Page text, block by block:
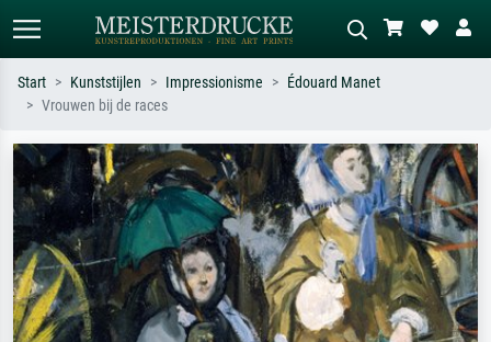
Zoek op kunstenaar, titel of stijl – bijv.
Monet, Sterrennacht, impressionisme,
Hokusai-golf, naakt.
Beschrijf de scène – bijv. groene
weide, abstract met veel rood, donker
olieverfschilderij, staand naakt naast
een boom.
Start Kunststijlen Impressionisme
Édouard Manet
Vrouwen bij de races